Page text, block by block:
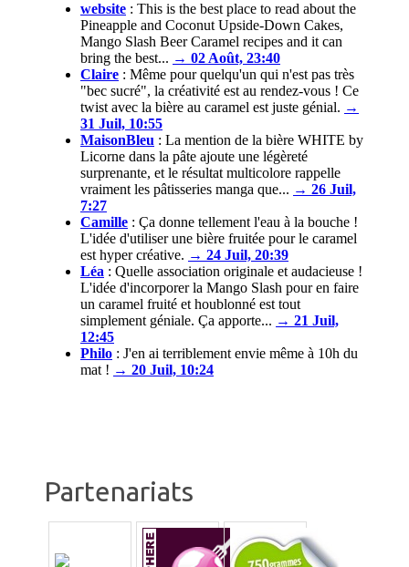
website : This is the best place to read about the
Pineapple and Coconut Upside-Down Cakes,
Mango Slash Beer Caramel recipes and it can
bring the best... → 02 Août, 23:40
Claire : Même pour quelqu'un qui n'est pas très
"bec sucré", la créativité est au rendez-vous ! Ce
twist avec la bière au caramel est juste génial. →
31 Juil, 10:55
MaisonBleu : La mention de la bière WHITE by
Licorne dans la pâte ajoute une légèreté
surprenante, et le résultat multicolore rappelle
vraiment les pâtisseries manga que... → 26 Juil,
7:27
Camille : Ça donne tellement l'eau à la bouche !
L'idée d'utiliser une bière fruitée pour le caramel
est hyper créative. → 24 Juil, 20:39
Léa : Quelle association originale et audacieuse !
L'idée d'incorporer la Mango Slash pour en faire
un caramel fruité et houblonné est tout
simplement géniale. Ça apporte... → 21 Juil,
12:45
Philo : J'en ai terriblement envie même à 10h du
mat ! → 20 Juil, 10:24
Partenariats